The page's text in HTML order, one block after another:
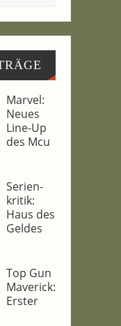
Mar­vel:
Neu­es
Line-Up
des Mcu
Seri­en­
kri­tik:
Haus des
Gel­des
Top Gun
Maverick:
Ers­ter